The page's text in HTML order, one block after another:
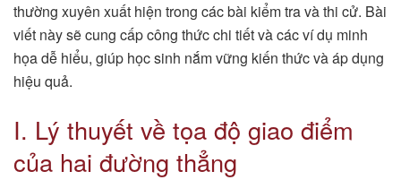
thường xuyên xuất hiện trong các bài kiểm tra và thi cử. Bài
viết này sẽ cung cấp công thức chi tiết và các ví dụ minh
họa dễ hiểu, giúp học sinh nắm vững kiến thức và áp dụng
hiệu quả.
I. Lý thuyết về tọa độ giao điểm
của hai đường thẳng